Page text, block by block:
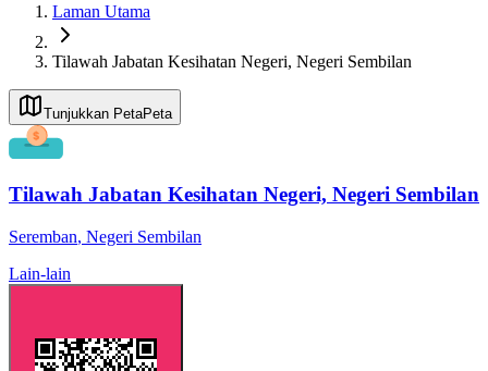
Laman Utama
Tilawah Jabatan Kesihatan Negeri, Negeri Sembilan
Tunjukkan PetaPeta
Tilawah Jabatan Kesihatan Negeri, Negeri Sembilan
Seremban, Negeri Sembilan
Lain-lain